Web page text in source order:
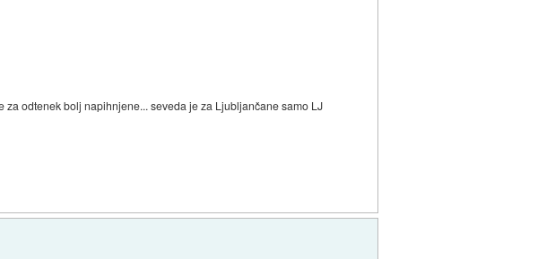
za odtenek bolj napihnjene... seveda je za Ljubljančane samo LJ